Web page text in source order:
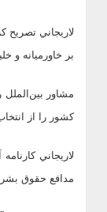
لاريجاني تصريح
بر خاورميانه و
مشاور
كشور را از
لاريجاني
مدافع حقوق